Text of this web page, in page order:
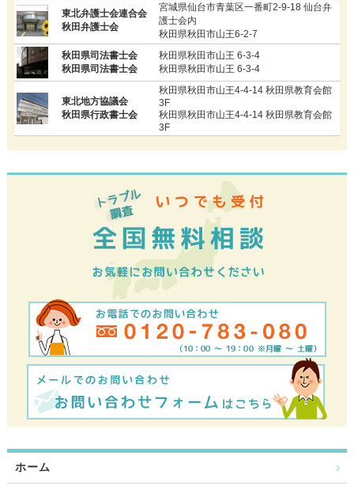
東北弁護士会連合会
秋田弁護士会
宮城県仙台市青葉区一番町2-9-18 仙台弁
護士会内
秋田県秋田市山王6-2-7
秋田県司法書士会
秋田県司法書士会
秋田県秋田市山王 6-3-4
秋田県秋田市山王 6-3-4
東北地方協議会
秋田県行政書士会
秋田県秋田市山王4-4-14 秋田県教育会館
3F
秋田県秋田市山王4-4-14 秋田県教育会館
3F
ホーム